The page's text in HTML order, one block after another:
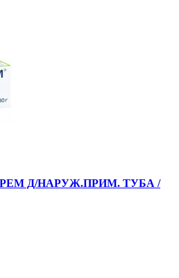
Д/НАРУЖ.ПРИМ. ТУБА /